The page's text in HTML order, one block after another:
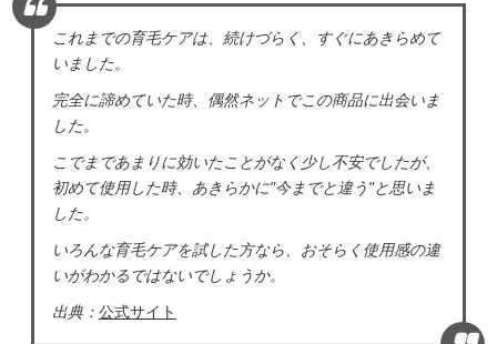
これまでの育毛ケアは、続けづらく、すぐにあきらめて
いました。
完全に諦めていた時、偶然ネットでこの商品に出会いま
した。
こでまであまりに効いたことがなく少し不安でしたが、
初めて使用した時、あきらかに"今までと違う"と思いま
した。
いろんな育毛ケアを試した方なら、おそらく使用感の違
いがわかるではないでしょうか。
出典： 公式サイト